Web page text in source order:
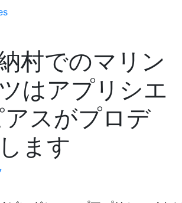
村でのマリン
はアプリシエ
スがプロデ
ます